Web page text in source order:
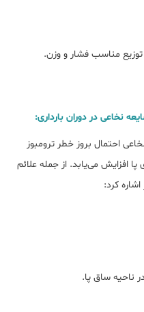
مناسب فشار و وزن.
نخاعی در دوران بارداری:
احتمال بروز خطر ترومبوز
افزایش می‌یابد. از جمله علائم
کرد:
ناحیه ساق پا.